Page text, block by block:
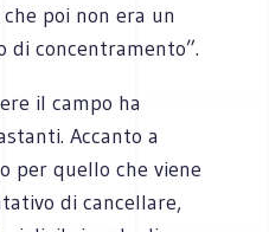
poi non era un
di concentramento”.
il campo ha
Accanto a
per quello che viene
di cancellare,